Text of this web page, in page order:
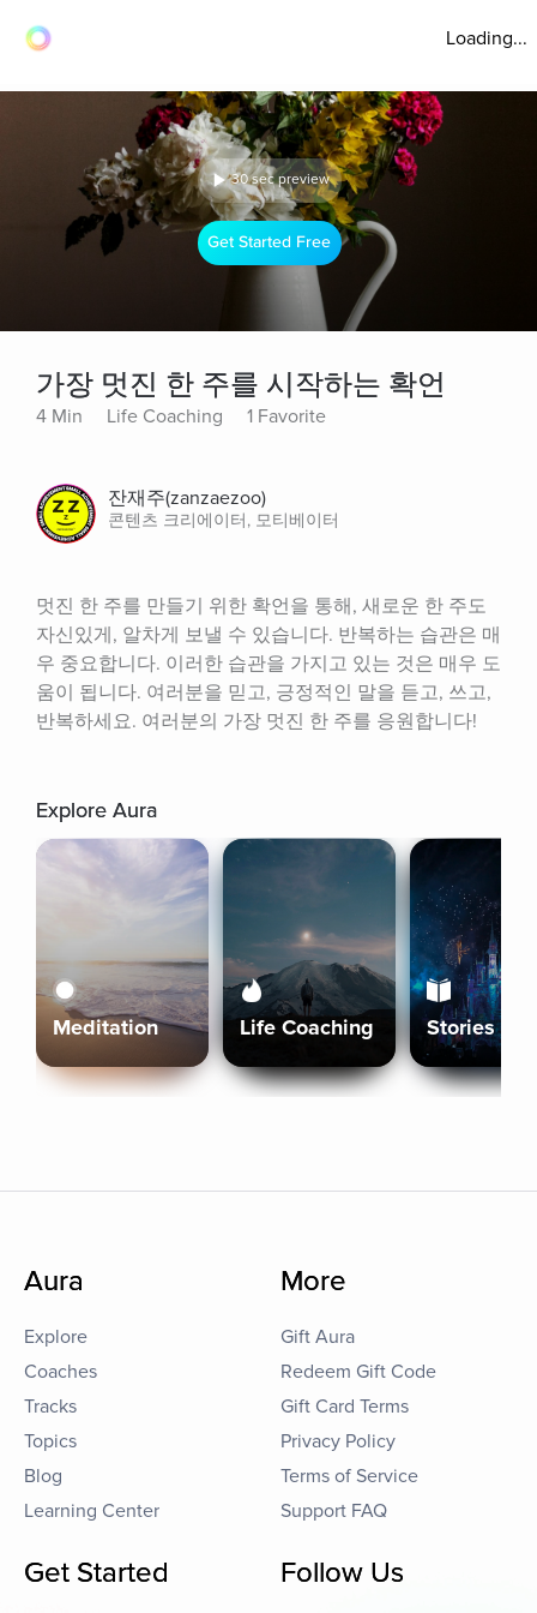
Loading...
30 sec preview
Get Started Free
가장 멋진 한 주를 시작하는 확언
4 Min Life Coaching 1 Favorite
잔재주(zanzaezoo)
콘텐츠 크리에이터, 모티베이터
멋진 한 주를 만들기 위한 확언을 통해, 새로운 한 주도
자신있게, 알차게 보낼 수 있습니다. 반복하는 습관은 매
우 중요합니다. 이러한 습관을 가지고 있는 것은 매우 도
움이 됩니다. 여러분을 믿고, 긍정적인 말을 듣고, 쓰고,
반복하세요. 여러분의 가장 멋진 한 주를 응원합니다!
Explore Aura
Meditation Life Coaching Stories
Aura
Explore
Coaches
Tracks
Topics
Blog
Learning Center
More
Gift Aura
Redeem Gift Code
Gift Card Terms
Privacy Policy
Terms of Service
Support FAQ
Get Started Follow Us